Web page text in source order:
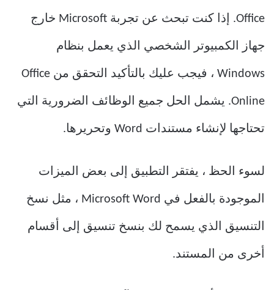
Office. إذا كنت تبحث عن تجربة Microsoft خارج
جهاز الكمبيوتر الشخصي الذي يعمل بنظام
Windows ، فيجب عليك بالتأكيد التحقق من Office
Online. يشمل الحل جميع الوظائف الضرورية التي
تحتاجها لإنشاء مستندات Word وتحريرها.
لسوء الحظ ، يفتقر التطبيق إلى بعض الميزات
الموجودة بالفعل في Microsoft Word ، مثل نسخ
التنسيق الذي يسمح لك بنسخ تنسيق إلى أقسام
أخرى من المستند.